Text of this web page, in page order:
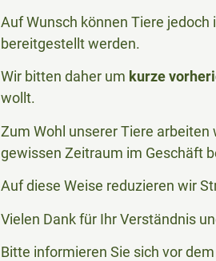
Auf Wunsch können Tiere jedoch
bereitgestellt werden.
Wir bitten daher um kurze
wollt.
Zum Wohl unserer Tiere arbeiten
gewissen Zeitraum im Geschäft
Auf diese Weise reduzieren wir
Vielen Dank für Ihr Verständnis
Bitte informieren Sie sich vor